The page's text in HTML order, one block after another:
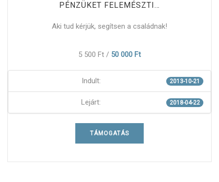
PÉNZÜKET FELEMÉSZTI…
Aki tud kérjük, segítsen a családnak!
5 500 Ft / 50 000 Ft
Indult: 2013-10-21
Lejárt: 2018-04-22
TÁMOGATÁS